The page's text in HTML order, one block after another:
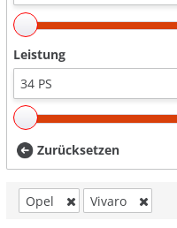
Leistung
Zurücksetzen
Opel Vivaro